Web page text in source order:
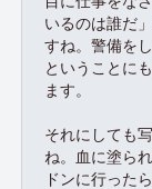
いるのは誰だ
すね。警備を
ということに
ます。
それにしても
ね。血に塗ら
ドンに行った